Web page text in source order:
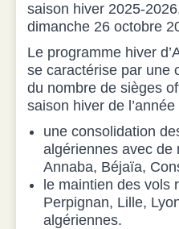
saison hiver 2025-
dimanche 26 octobre
Le programme hiver
se caractérise par une
du nombre de sièges
saison hiver de
une consolidation
algériennes avec de
Annaba, Béjaïa,
le maintien des vols
Perpignan, Lille,
algériennes.